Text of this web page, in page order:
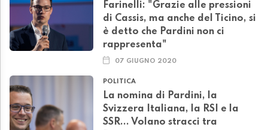
Farinelli: "Grazie alle pressioni
di Cassis, ma anche del Ticino, si
è detto che Pardini non ci
rappresenta"
07 GIUGNO 2020
POLITICA
La nomina di Pardini, la
Svizzera Italiana, la RSI e la
SSR... Volano stracci tra